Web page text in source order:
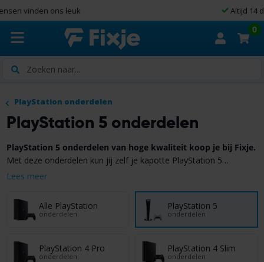
Zoeken
0
PlayStation onderdelen
PlayStation 5 onderdelen
PlayStation 5 onderdelen van hoge kwaliteit koop je bij Fixje.
Met deze onderdelen kun jij zelf je kapotte PlayStation 5
repareren zodat je veel geld en natuurlijk een nieuw apparaat
Bekijk hieronder het uitgebreide assortiment met PlayStation 5
onderdelen.
Lees meer
Alle PlayStation
onderdelen
PlayStation 5
onderdelen
PlayStation 4 Pro
onderdelen
PlayStation 4 Slim
onderdelen